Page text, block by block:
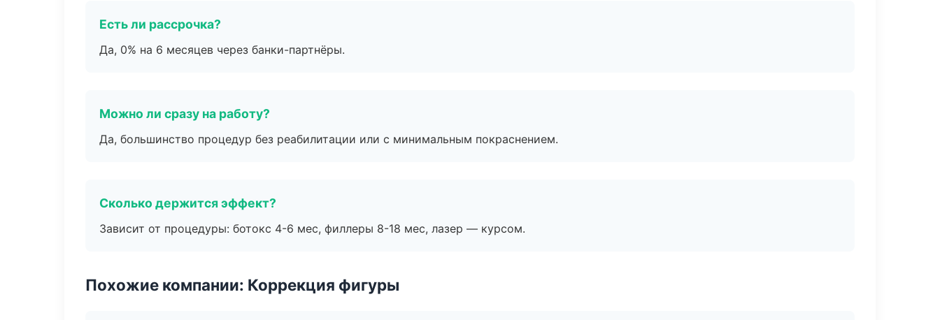
Есть ли рассрочка?
Да, 0% на 6 месяцев через банки-партнёры.
Можно ли сразу на работу?
Да, большинство процедур без реабилитации или с минимальным покраснением.
Сколько держится эффект?
Зависит от процедуры: ботокс 4-6 мес, филлеры 8-18 мес, лазер — курсом.
Похожие компании: Коррекция фигуры